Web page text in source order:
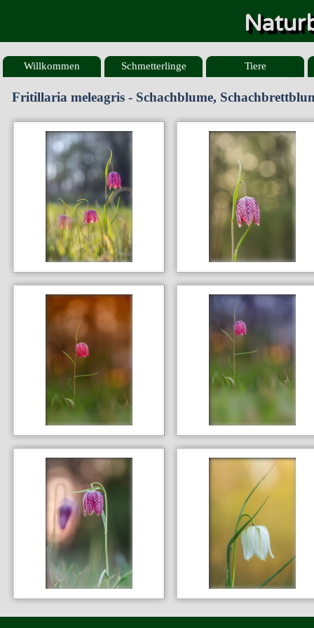
Willkommen Schmetterlinge Tiere
Fritillaria meleagris - Schachblume,